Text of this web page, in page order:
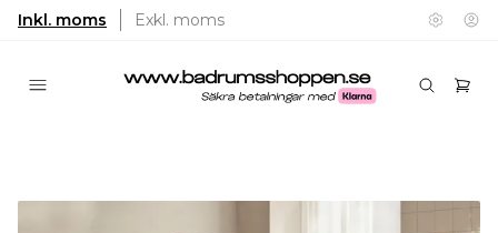
Inkl. moms Exkl. moms